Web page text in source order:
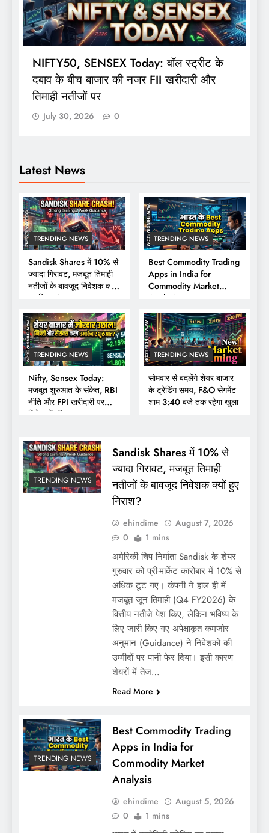
NIFTY50, SENSEX Today: वॉल स्ट्रीट के
दबाव के बीच बाजार की नजर FII खरीदारी और
तिमाही नतीजों पर
July 30, 2026 0
Latest News
TRENDING NEWS
Sandisk Shares में 10% से
ज्यादा गिरावट, मजबूत तिमाही
नतीजों के बावजूद निवेशक क्यों
हुए निराश?
TRENDING NEWS
Best Commodity Trading
Apps in India for
Commodity Market
Analysis
TRENDING NEWS
Nifty, Sensex Today:
मजबूत शुरुआत के संकेत, RBI
नीति और FPI खरीदारी पर
निवेशकों की नजर
TRENDING NEWS
सोमवार से बदलेंगे शेयर बाजार
के ट्रेडिंग समय, F&O सेगमेंट
शाम 3:40 बजे तक रहेगा खुला
TRENDING NEWS
Sandisk Shares में 10% से
ज्यादा गिरावट, मजबूत तिमाही
नतीजों के बावजूद निवेशक क्यों हुए
निराश?
ehindime
August 7, 2026
0
1 mins
अमेरिकी चिप निर्माता Sandisk के शेयर
गुरुवार को प्री-मार्केट कारोबार में 10% से
अधिक टूट गए। कंपनी ने हाल ही में
मजबूत जून तिमाही (Q4 FY2026) के
वित्तीय नतीजे पेश किए, लेकिन भविष्य के
लिए जारी किए गए अपेक्षाकृत कमजोर
अनुमान (Guidance) ने निवेशकों की
उम्मीदों पर पानी फेर दिया। इसी कारण
शेयरों में तेज…
Read More
TRENDING NEWS
Best Commodity Trading
Apps in India for
Commodity Market
Analysis
ehindime
August 5, 2026
0
1 mins